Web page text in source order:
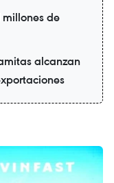
de
alcanzan